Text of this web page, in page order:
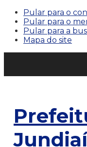
Pular para o
Pular para o
Pular para a
Mapa do site
Jundiaí